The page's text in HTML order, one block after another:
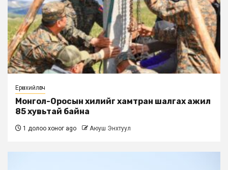
Ерөнхийлөгч
Монгол-Оросын хилийг хамтран шалгах ажил
85 хувьтай байна
1 долоо хоног ago Аюуш Энхтуул